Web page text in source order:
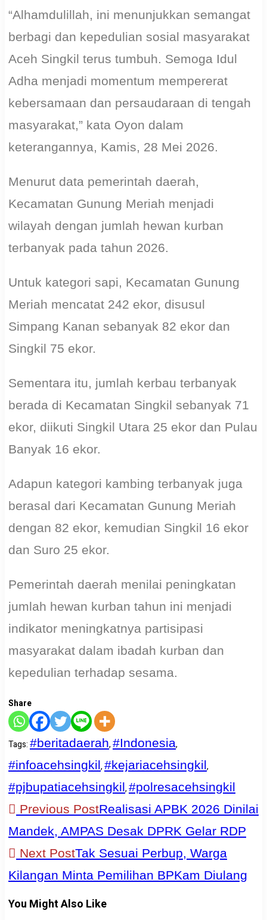
“Alhamdulillah, ini menunjukkan semangat
berbagi dan kepedulian sosial masyarakat
Aceh Singkil terus tumbuh. Semoga Idul
Adha menjadi momentum mempererat
kebersamaan dan persaudaraan di tengah
masyarakat,” kata Oyon dalam
keterangannya, Kamis, 28 Mei 2026.
Menurut data pemerintah daerah,
Kecamatan Gunung Meriah menjadi
wilayah dengan jumlah hewan kurban
terbanyak pada tahun 2026.
Untuk kategori sapi, Kecamatan Gunung
Meriah mencatat 242 ekor, disusul
Simpang Kanan sebanyak 82 ekor dan
Singkil 75 ekor.
Sementara itu, jumlah kerbau terbanyak
berada di Kecamatan Singkil sebanyak 71
ekor, diikuti Singkil Utara 25 ekor dan Pulau
Banyak 16 ekor.
Adapun kategori kambing terbanyak juga
berasal dari Kecamatan Gunung Meriah
dengan 82 ekor, kemudian Singkil 16 ekor
dan Suro 25 ekor.
Pemerintah daerah menilai peningkatan
jumlah hewan kurban tahun ini menjadi
indikator meningkatnya partisipasi
masyarakat dalam ibadah kurban dan
kepedulian terhadap sesama.
Share
Tags:#beritadaerah,#Indonesia,
#infoacehsingkil,#kejariacehsingkil,
#pjbupatiacehsingkil,#polresacehsingkil
Read
articles
Previous PostRealisasi APBK 2026 Dinilai
Mandek, AMPAS Desak DPRK Gelar RDP
Next PostTak Sesuai Perbup, Warga
Kilangan Minta Pemilihan BPKam Diulang
You Might Also Like